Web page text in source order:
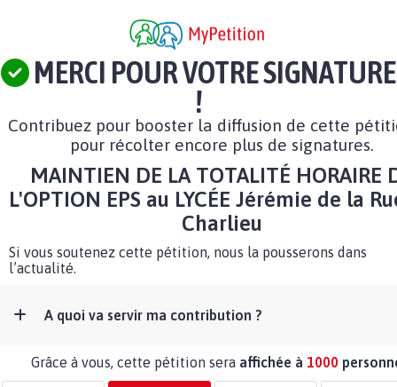
MERCI POUR VOTRE SIGNATURE
!
Contribuez pour booster la diffusion de cette
pour récolter encore plus de signatures.
MAINTIEN DE LA TOTALITÉ HORAIRE
L'OPTION EPS au LYCÉE Jérémie de la
Charlieu
Si vous soutenez cette pétition, nous la pousserons dans
l’actualité.
A quoi va servir ma contribution ?
Grâce à vous, cette pétition sera affichée à 1000